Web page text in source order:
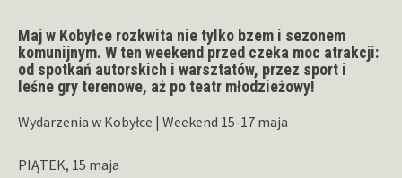
Maj w Kobyłce rozkwita nie tylko bzem i sezonem
komunijnym. W ten weekend przed czeka moc atrakcji:
od spotkań autorskich i warsztatów, przez sport i
leśne gry terenowe, aż po teatr młodzieżowy!
Wydarzenia w Kobyłce | Weekend 15-17 maja
PIĄTEK, 15 maja